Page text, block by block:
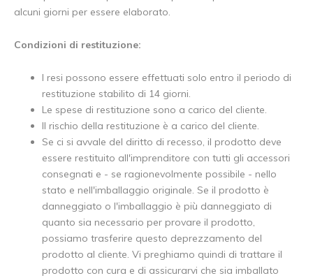
alcuni giorni per essere elaborato.
Condizioni di restituzione:
I resi possono essere effettuati solo entro il periodo di
restituzione stabilito di 14 giorni.
Le spese di restituzione sono a carico del cliente.
Il rischio della restituzione è a carico del cliente.
Se ci si avvale del diritto di recesso, il prodotto deve
essere restituito all'imprenditore con tutti gli accessori
consegnati e - se ragionevolmente possibile - nello
stato e nell'imballaggio originale. Se il prodotto è
danneggiato o l'imballaggio è più danneggiato di
quanto sia necessario per provare il prodotto,
possiamo trasferire questo deprezzamento del
prodotto al cliente. Vi preghiamo quindi di trattare il
prodotto con cura e di assicurarvi che sia imballato